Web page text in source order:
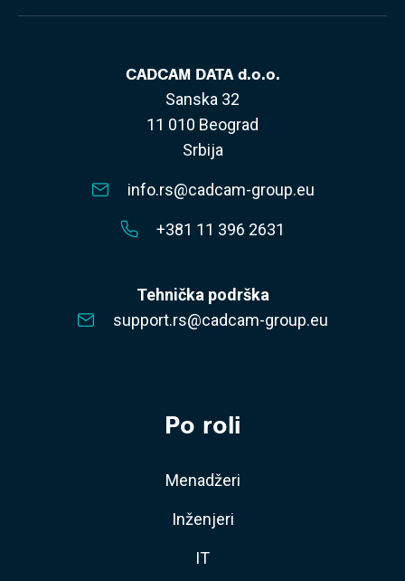
CADCAM DATA d.o.o.
Sanska 32
11 010 Beograd
Srbija
info.rs@cadcam-group.eu
+381 11 396 2631
Tehnička podrška
support.rs@cadcam-group.eu
Po roli
Menadžeri
Inženjeri
IT